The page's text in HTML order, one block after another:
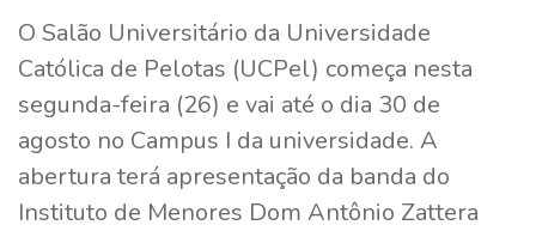
O Salão Universitário da Universidade
Católica de Pelotas (UCPel) começa nesta
segunda-feira (26) e vai até o dia 30 de
agosto no Campus I da universidade. A
abertura terá apresentação da banda do
Instituto de Menores Dom Antônio Zattera